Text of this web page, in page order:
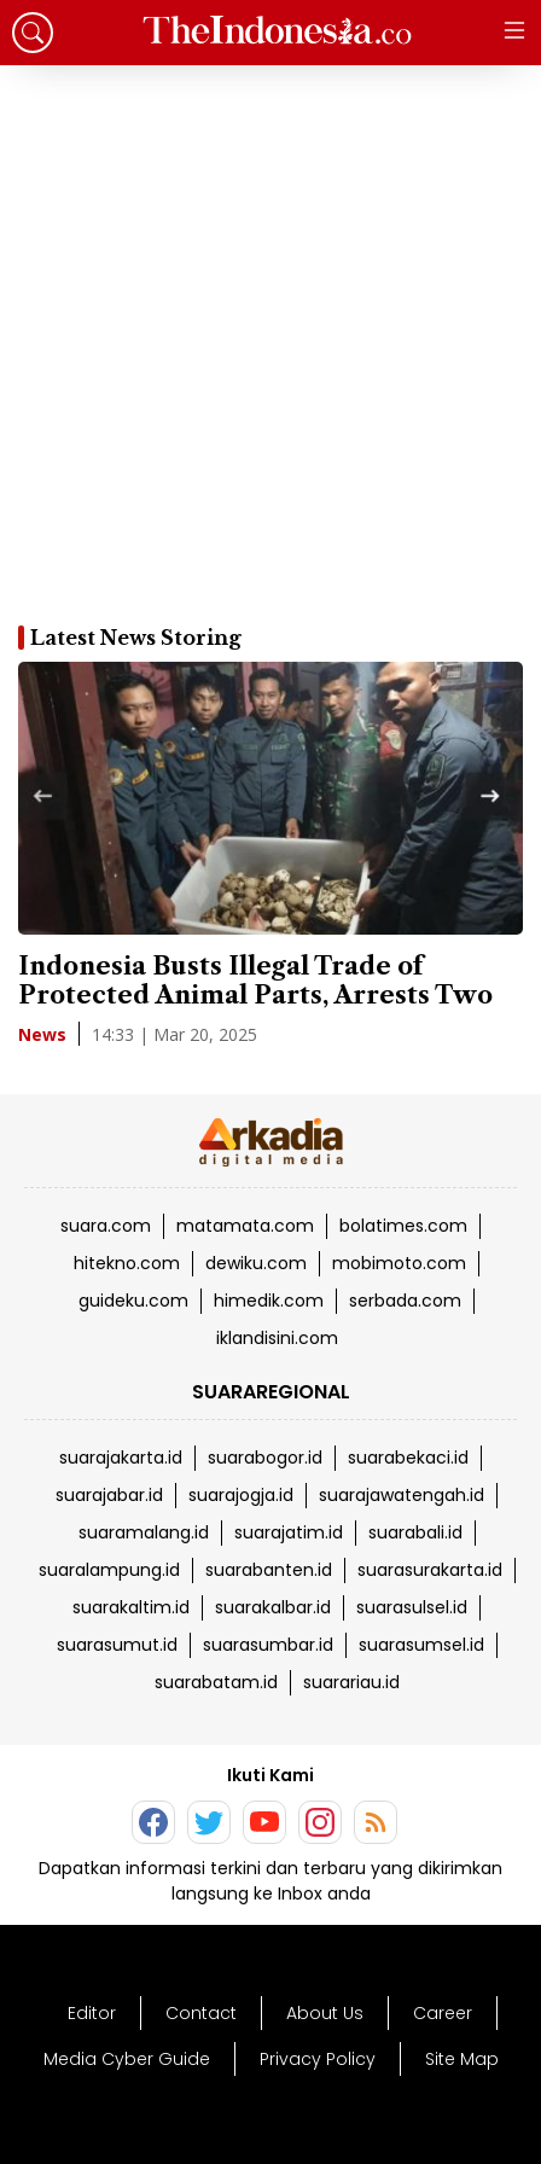
Latest News Storing
Indonesia Busts Illegal Trade of
Protected Animal Parts, Arrests Two
News 14:33 | Mar 20, 2025
suara.com matamata.com
bolatimes.com
hitekno.com
dewiku.com
mobimoto.com
guideku.com
himedik.com
serbada.com
iklandisini.com
SUARAREGIONAL
suarajakarta.id suarabogor.id
suarabekaci.id
suarajabar.id
suarajogja.id
suarajawatengah.id
suaramalang.id
suarajatim.id
suarabali.id
suaralampung.id
suarabanten.id
suarasurakarta.id
suarakaltim.id
suarakalbar.id
suarasulsel.id
suarasumut.id
suarasumbar.id
suarasumsel.id
suarabatam.id
suarariau.id
Ikuti Kami
Dapatkan informasi terkini dan terbaru yang dikirimkan
langsung ke Inbox anda
Editor Contact About Us
Career
Media Cyber Guide
Privacy Policy Site Map